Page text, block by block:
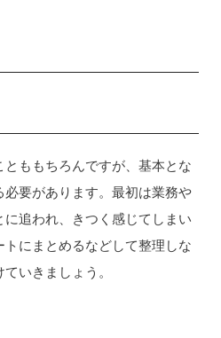
ももちろんですが、基本とな
要があります。最初は業務や
追われ、きつく感じてしまい
にまとめるなどして整理しな
いきましょう。